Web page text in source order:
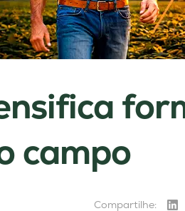
campo
Compartilhe: